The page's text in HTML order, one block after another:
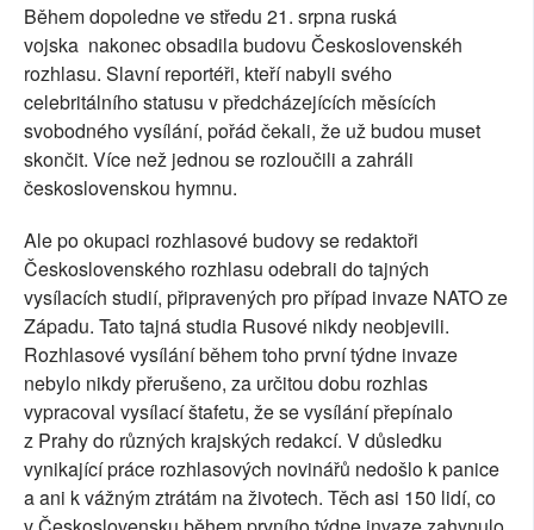
Během dopoledne ve středu 21. srpna ruská
vojska nakonec obsadila budovu Československéh
rozhlasu. Slavní reportéři, kteří nabyli svého
celebritálního statusu v předcházejících měsících
svobodného vysílání, pořád čekali, že už budou muset
skončit. Více než jednou se rozloučili a zahráli
československou hymnu.
Ale po okupaci rozhlasové budovy se redaktoři
Československého rozhlasu odebrali do tajných
vysílacích studií, připravených pro případ invaze NATO ze
Západu. Tato tajná studia Rusové nikdy neobjevili.
Rozhlasové vysílání během toho první týdne invaze
nebylo nikdy přerušeno, za určitou dobu rozhlas
vypracoval vysílací štafetu, že se vysílání přepínalo
z Prahy do různých krajských redakcí. V důsledku
vynikající práce rozhlasových novinářů nedošlo k panice
a ani k vážným ztrátám na životech. Těch asi 150 lidí, co